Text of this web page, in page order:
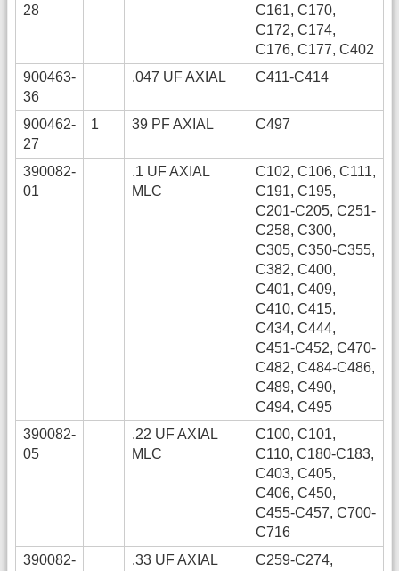
28
C161, C170,
C172, C174,
C176, C177, C402
900463-
36
.047 UF AXIAL C411-C414
900462-
27
1 39 PF AXIAL C497
390082-
01
.1 UF AXIAL
MLC
C102, C106, C111,
C191, C195,
C201-C205, C251-
C258, C300,
C305, C350-C355,
C382, C400,
C401, C409,
C410, C415,
C434, C444,
C451-C452, C470-
C482, C484-C486,
C489, C490,
C494, C495
390082-
05
.22 UF AXIAL
MLC
C100, C101,
C110, C180-C183,
C403, C405,
C406, C450,
C455-C457, C700-
C716
390082-
.33 UF AXIAL
C259-C274,